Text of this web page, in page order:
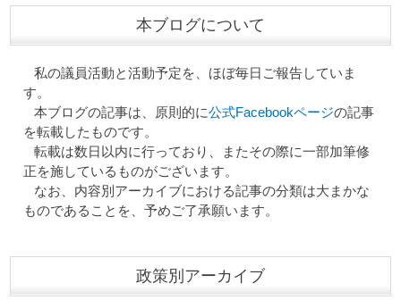
本ブログについて
私の議員活動と活動予定を、ほぼ毎日ご報告していま
す。
本ブログの記事は、原則的に公式Facebookページの記事
を転載したものです。
転載は数日以内に行っており、またその際に一部加筆修
正を施しているものがございます。
なお、内容別アーカイブにおける記事の分類は大まかな
ものであることを、予めご了承願います。
政策別アーカイブ